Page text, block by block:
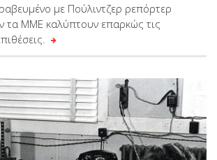
με Πούλιντζερ ρεπόρτερ
τα ΜΜΕ καλύπτουν επαρκώς τις